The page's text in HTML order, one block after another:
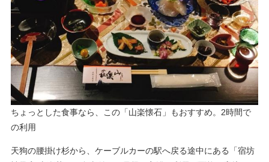
​ちょっとした食事なら、この「山楽懐石」もおすすめ。2時間で
の利用
天狗の腰掛け杉から、ケーブルカーの駅へ戻る途中にある「宿坊